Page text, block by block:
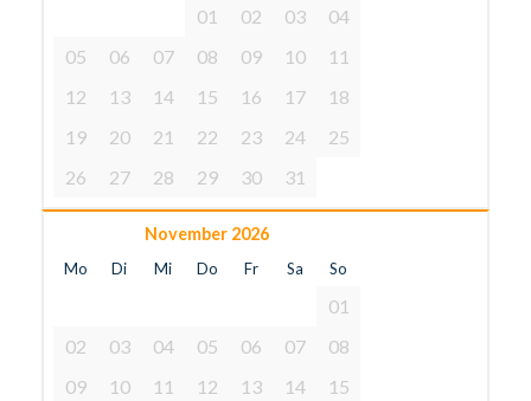
01 02 03
04
05
06 07 08 09 10
11
12
13 14 15 16 17
18
19
20 21 22 23 24
25
26
27 28 29 30 31
November 2026
Mo Di Mi Do Fr Sa So
01
02
03 04 05 06 07
08
09
10 11 12 13 14
15